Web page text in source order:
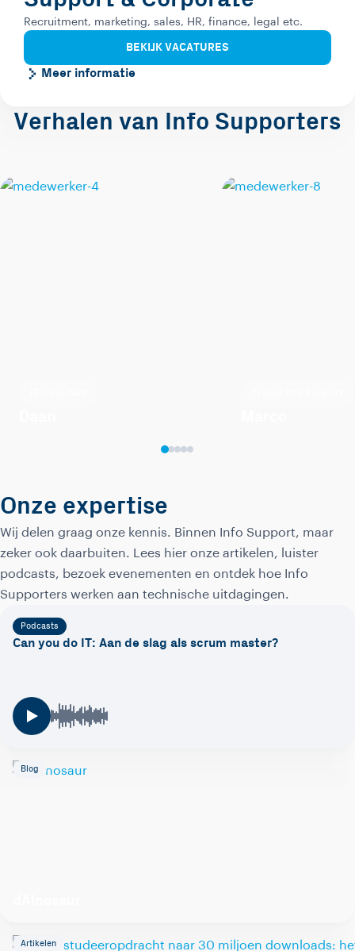
Recruitment, marketing, sales, HR, finance, legal etc.
BEKIJK VACATURES
Meer informatie
Verhalen van Info Supporters
Onze expertise
Wij delen graag onze kennis. Binnen Info Support, maar
zeker ook daarbuiten. Lees hier onze artikelen, luister
podcasts, bezoek evenementen en ontdek hoe Info
Supporters werken aan technische uitdagingen.
Podcasts
Can you do IT: Aan de slag als scrum master?
Blog
Artikelen